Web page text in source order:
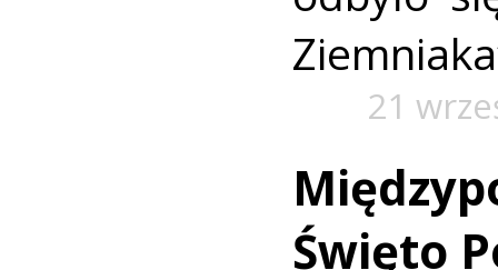
21
Święto